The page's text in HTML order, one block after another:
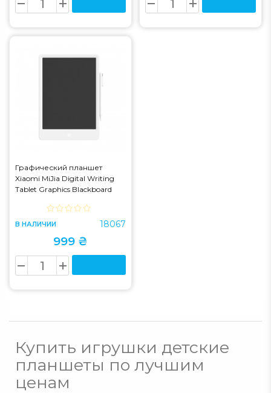
Графический планшет
Xiaomi MiJia Digital Writing
Tablet Graphics Blackboard
(XMXHB02WC/DZN4011CN)
В НАЛИЧИИ 18067
999 ₴
Купить игрушки детские
планшеты по лучшим
ценам